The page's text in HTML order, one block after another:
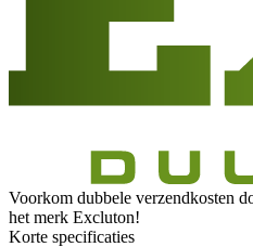
Voorkom dubbele verzendkosten
het merk Excluton!
Korte specificaties